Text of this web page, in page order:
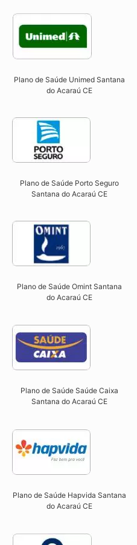
Plano de Saúde Unimed Santana
do Acaraú CE
Plano de Saúde Porto Seguro
Santana do Acaraú CE​
Plano de Saúde Omint Santana
do Acaraú CE​
Plano de Saúde Saúde Caixa
Santana do Acaraú CE​
Plano de Saúde Hapvida Santana
do Acaraú CE​